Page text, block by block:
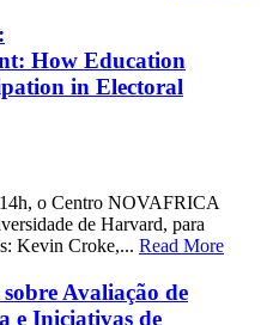
How Education
in Electoral
o Centro NOVAFRICA
de Harvard, para
Kevin Croke,... Read More
Avaliação de
e Iniciativas de